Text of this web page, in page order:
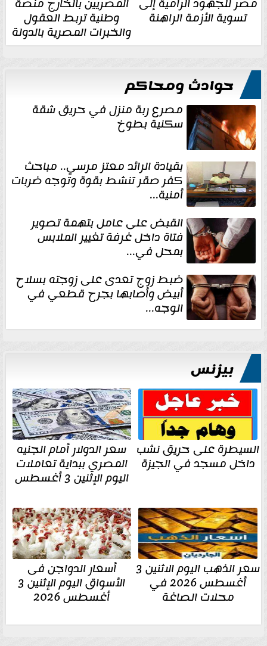
تسوية الأزمة الراهنة وطنية تربط العقول
والخبرات المصرية بالدولة
حوادث ومحاكم
مصرع ربة منزل في حريق شقة
سكنية بطوخ
بقيادة الرائد معتز مرسي.. مباحث
كفر صقر تنشط بقوة وتوجه ضربات
أمنية...
القبض على عامل بتهمة تصوير
فتاة داخل غرفة تغيير الملابس
بمحل في...
ضبط زوج تعدى على زوجته بسلاح
أبيض وأصابها بجرح قطعي في
الوجه...
بيزنس
السيطرة على حريق نشب
داخل مسجد في الجيزة
سعر الدولار أمام الجنيه
المصري ببداية تعاملات
اليوم الإثنين 3 أغسطس
سعر الذهب اليوم الاثنين 3
أغسطس 2026 في
محلات الصاغة
أسعار الدواجن فى
الأسواق اليوم الإثنين 3
أغسطس 2026